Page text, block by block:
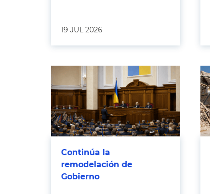
19 JUL 2026
Continúa la
remodelación de
Gobierno